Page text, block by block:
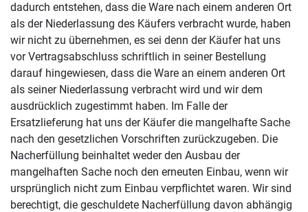
dadurch entstehen, dass die Ware nach einem anderen Ort
als der Niederlassung des Käufers verbracht wurde, haben
wir nicht zu übernehmen, es sei denn der Käufer hat uns
vor Vertragsabschluss schriftlich in seiner Bestellung
darauf hingewiesen, dass die Ware an einem anderen Ort
als seiner Niederlassung verbracht wird und wir dem
ausdrücklich zugestimmt haben. Im Falle der
Ersatzlieferung hat uns der Käufer die mangelhafte Sache
nach den gesetzlichen Vorschriften zurückzugeben. Die
Nacherfüllung beinhaltet weder den Ausbau der
mangelhaften Sache noch den erneuten Einbau, wenn wir
ursprünglich nicht zum Einbau verpflichtet waren. Wir sind
berechtigt, die geschuldete Nacherfüllung davon abhängig